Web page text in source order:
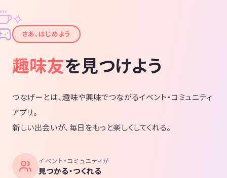
✦
✧
さあ、はじめよう
趣味友を見つけよう
つなげーとは、趣味や興味でつながるイベント・コミュニティ
アプリ。
新しい出会いが、毎日をもっと楽しくしてくれる。
イベント・コミュニティが
見つかる・つくれる